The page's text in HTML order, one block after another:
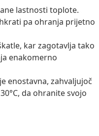
lastnosti toplote.
pa ohranja prijetno
kar zagotavlja tako
enakomerno
enostavna, zahvaljujoč
da ohranite svojo